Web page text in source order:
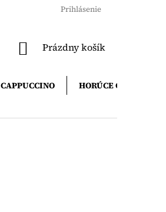
Prihlásenie
NÁKUPNÝ
Prázdny košík
CAPPUCCINO
HORÚCE ČOKOLÁDY